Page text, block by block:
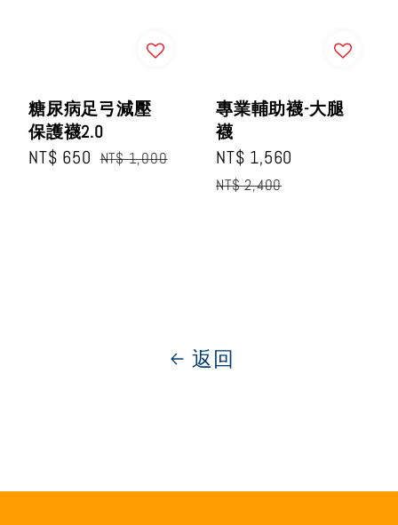
糖尿病足弓減壓
保護襪2.0
Sale
NT$ 650 Regular
NT$ 1,000
專業輔助襪-大腿
襪
Sale
price
NT$ 1,560
NT$ 2,400
返回